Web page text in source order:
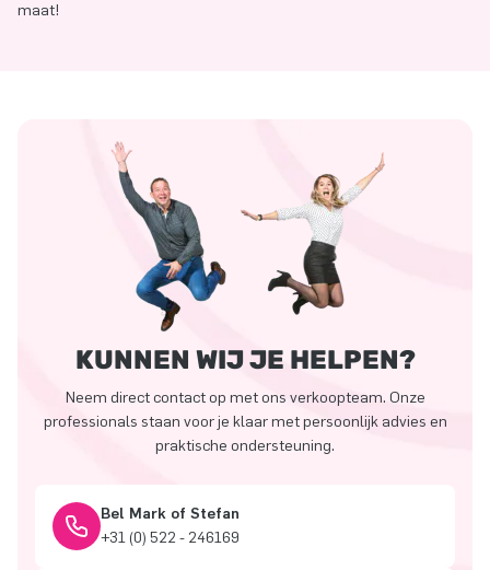
maat!
KUNNEN WIJ JE HELPEN?
Neem direct contact op met ons verkoopteam. Onze
professionals staan voor je klaar met persoonlijk advies en
praktische ondersteuning.
Bel Mark of Stefan
+31 (0) 522 - 246169